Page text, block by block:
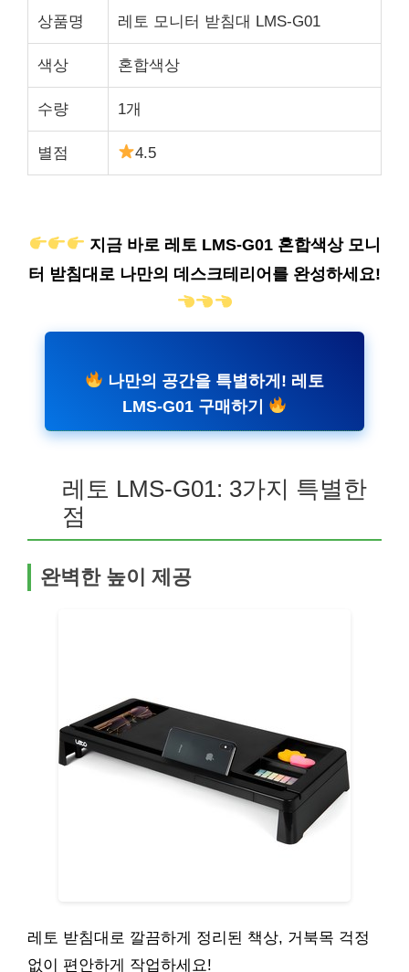
상품명 레토 모니터 받침대 LMS-G01
색상 혼합색상
수량 1개
별점 4.5
지금 바로 레토 LMS-G01 혼합색상 모니
터 받침대로 나만의 데스크테리어를 완성하세요!
나만의 공간을 특별하게! 레토
LMS-G01 구매하기
레토 LMS-G01: 3가지 특별한
점
완벽한 높이 제공
레토 받침대로 깔끔하게 정리된 책상, 거북목 걱정
없이 편안하게 작업하세요!